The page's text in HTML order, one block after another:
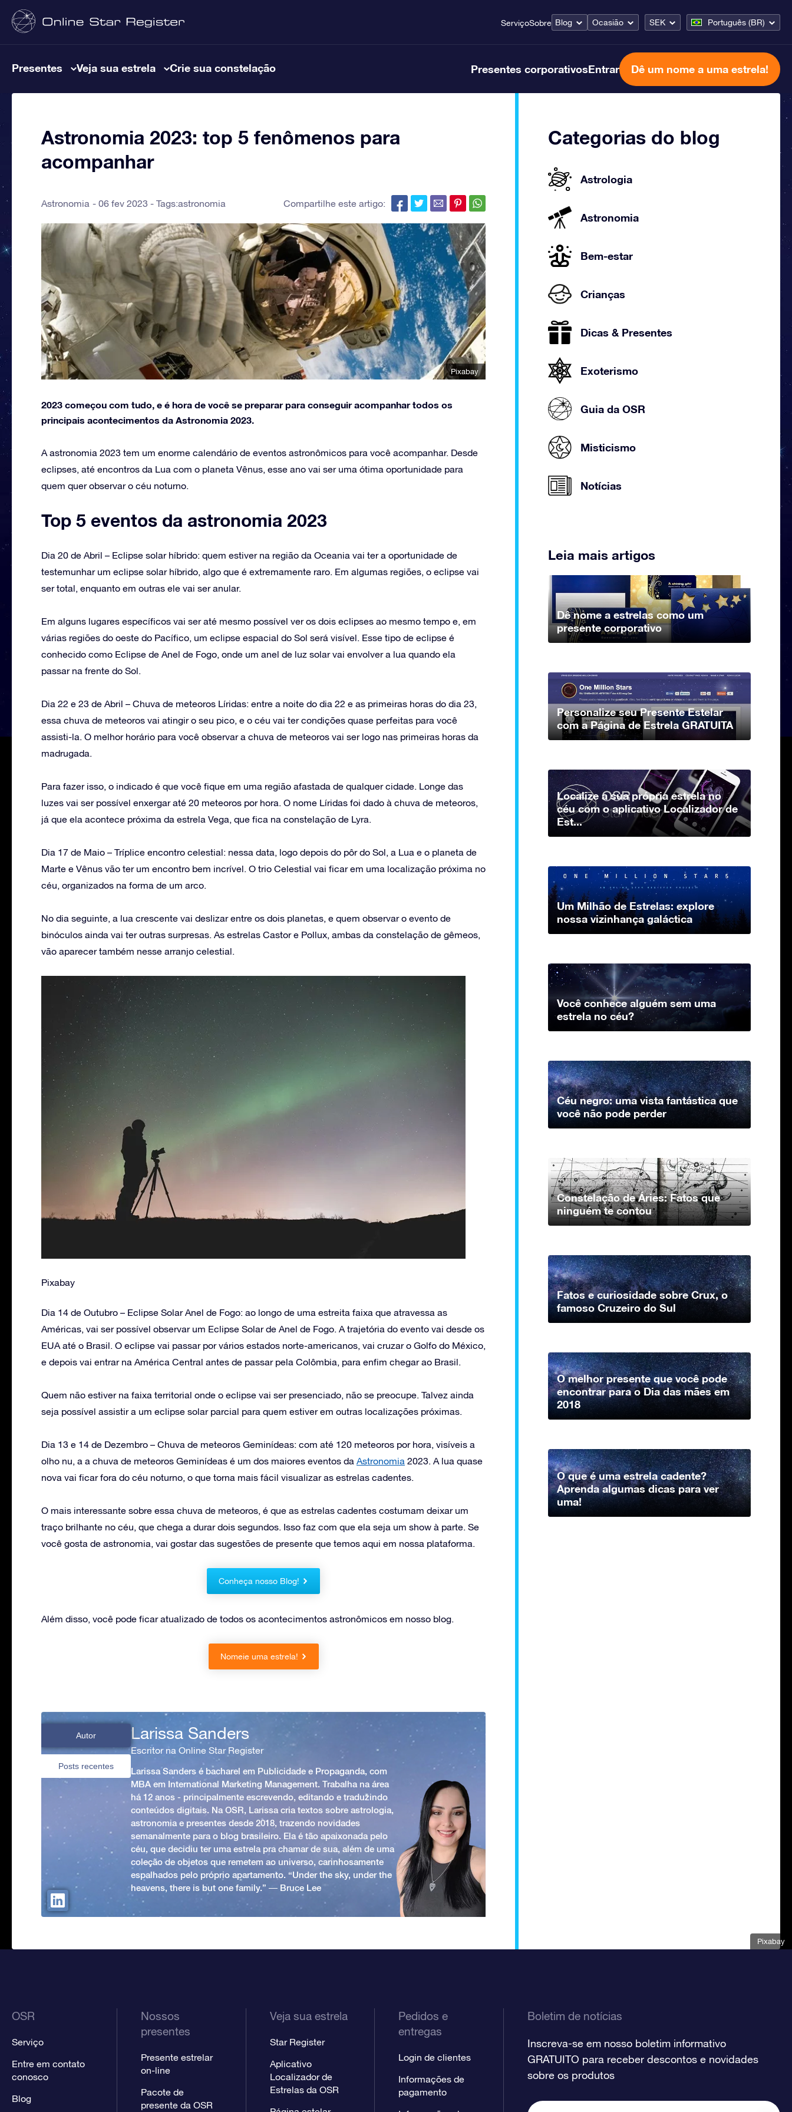
ServiçoSobre Blog Ocasião SEK Português (BR)
Presentes Veja sua estrela Crie sua constelação Presentes corporativosEntrar Dê um nome a uma estrela!
Astronomia 2023: top 5 fenômenos para
acompanhar
Astronomia 06 fev 2023 - Tags:astronomia Compartilhe este artigo:
Pixabay
2023 começou com tudo, e é hora de você se preparar para conseguir acompanhar todos os
principais acontecimentos da Astronomia 2023.
A astronomia 2023 tem um enorme calendário de eventos astronômicos para você acompanhar. Desde
eclipses, até encontros da Lua com o planeta Vênus, esse ano vai ser uma ótima oportunidade para
quem quer observar o céu noturno.
Top 5 eventos da astronomia 2023
Dia 20 de Abril – Eclipse solar híbrido: quem estiver na região da Oceania vai ter a oportunidade de
testemunhar um eclipse solar híbrido, algo que é extremamente raro. Em algumas regiões, o eclipse vai
ser total, enquanto em outras ele vai ser anular.
Em alguns lugares específicos vai ser até mesmo possível ver os dois eclipses ao mesmo tempo e, em
várias regiões do oeste do Pacífico, um eclipse espacial do Sol será visível. Esse tipo de eclipse é
conhecido como Eclipse de Anel de Fogo, onde um anel de luz solar vai envolver a lua quando ela
passar na frente do Sol.
Dia 22 e 23 de Abril – Chuva de meteoros Líridas: entre a noite do dia 22 e as primeiras horas do dia 23,
essa chuva de meteoros vai atingir o seu pico, e o céu vai ter condições quase perfeitas para você
assisti-la. O melhor horário para você observar a chuva de meteoros vai ser logo nas primeiras horas da
madrugada.
Para fazer isso, o indicado é que você fique em uma região afastada de qualquer cidade. Longe das
luzes vai ser possível enxergar até 20 meteoros por hora. O nome Líridas foi dado à chuva de meteoros,
já que ela acontece próxima da estrela Vega, que fica na constelação de Lyra.
Dia 17 de Maio – Tríplice encontro celestial: nessa data, logo depois do pôr do Sol, a Lua e o planeta de
Marte e Vênus vão ter um encontro bem incrível. O trio Celestial vai ficar em uma localização próxima no
céu, organizados na forma de um arco.
No dia seguinte, a lua crescente vai deslizar entre os dois planetas, e quem observar o evento de
binóculos ainda vai ter outras surpresas. As estrelas Castor e Pollux, ambas da constelação de gêmeos,
vão aparecer também nesse arranjo celestial.
Pixabay
Pixabay
Dia 14 de Outubro – Eclipse Solar Anel de Fogo: ao longo de uma estreita faixa que atravessa as
Américas, vai ser possível observar um Eclipse Solar de Anel de Fogo. A trajetória do evento vai desde os
EUA até o Brasil. O eclipse vai passar por vários estados norte-americanos, vai cruzar o Golfo do México,
e depois vai entrar na América Central antes de passar pela Colômbia, para enfim chegar ao Brasil.
Quem não estiver na faixa territorial onde o eclipse vai ser presenciado, não se preocupe. Talvez ainda
seja possível assistir a um eclipse solar parcial para quem estiver em outras localizações próximas.
Dia 13 e 14 de Dezembro – Chuva de meteoros Geminídeas: com até 120 meteoros por hora, visíveis a
olho nu, a a chuva de meteoros Geminídeas é um dos maiores eventos da Astronomia 2023. A lua quase
nova vai ficar fora do céu noturno, o que torna mais fácil visualizar as estrelas cadentes.
O mais interessante sobre essa chuva de meteoros, é que as estrelas cadentes costumam deixar um
traço brilhante no céu, que chega a durar dois segundos. Isso faz com que ela seja um show à parte. Se
você gosta de astronomia, vai gostar das sugestões de presente que temos aqui em nossa plataforma.
Conheça nosso Blog!
Além disso, você pode ficar atualizado de todos os acontecimentos astronômicos em nosso blog.
Nomeie uma estrela!
Autor
Posts recentes
Larissa Sanders
Escritor na Online Star Register
Larissa Sanders é bacharel em Publicidade e Propaganda, com
MBA em International Marketing Management. Trabalha na área
há 12 anos - principalmente escrevendo, editando e traduzindo
conteúdos digitais. Na OSR, Larissa cria textos sobre astrologia,
astronomia e presentes desde 2018, trazendo novidades
semanalmente para o blog brasileiro. Ela é tão apaixonada pelo
céu, que decidiu ter uma estrela pra chamar de sua, além de uma
coleção de objetos que remetem ao universo, carinhosamente
espalhados pelo próprio apartamento. “Under the sky, under the
heavens, there is but one family.” ― Bruce Lee
Categorias do blog
Astrologia
Astronomia
Bem-estar
Crianças
Dicas & Presentes
Exoterismo
Guia da OSR
Misticismo
Notícias
Leia mais artigos
Dê nome a estrelas como um
presente corporativo
Personalize seu Presente Estelar
com a Página de Estrela GRATUITA
Localize a sua própria estrela no
céu com o aplicativo Localizador de
Est...
Um Milhão de Estrelas: explore
nossa vizinhança galáctica
Você conhece alguém sem uma
estrela no céu?
Céu negro: uma vista fantástica que
você não pode perder
Constelação de Áries: Fatos que
ninguém te contou
Fatos e curiosidade sobre Crux, o
famoso Cruzeiro do Sul
O melhor presente que você pode
encontrar para o Dia das mães em
2018
O que é uma estrela cadente?
Aprenda algumas dicas para ver
uma!
OSR
Serviço
Entre em contato
conosco
Blog
Nossos
presentes
Presente estrelar
on-line
Pacote de
presente da OSR
Veja sua estrela
Star Register
Aplicativo
Localizador de
Estrelas da OSR
Pedidos e
entregas
Login de clientes
Informações de
pagamento
Boletim de notícias
Inscreva-se em nosso boletim informativo
GRATUITO para receber descontos e novidades
sobre os produtos